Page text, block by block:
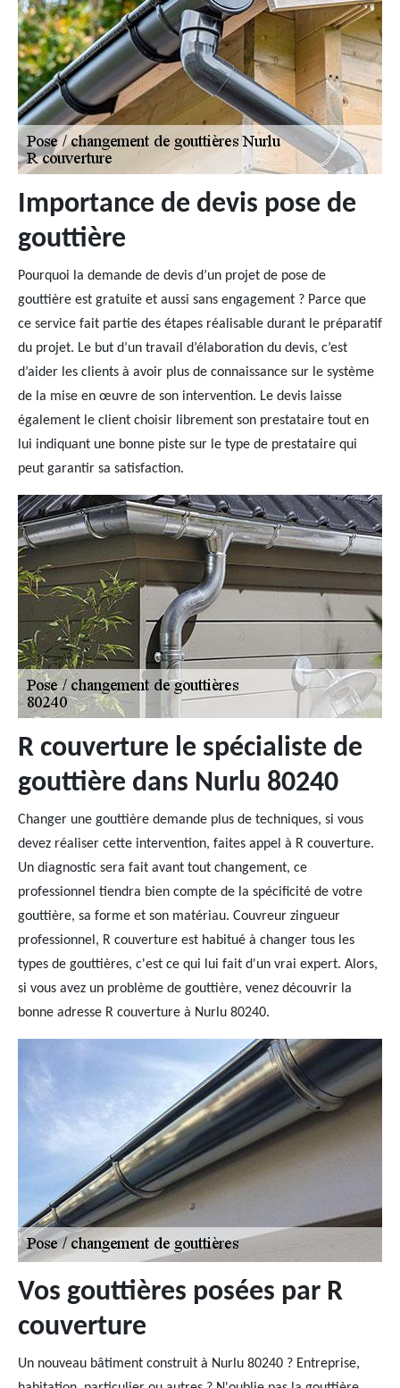
Importance de devis pose de
gouttière
Pourquoi la demande de devis d’un projet de pose de
gouttière est gratuite et aussi sans engagement ? Parce que
ce service fait partie des étapes réalisable durant le préparatif
du projet. Le but d’un travail d’élaboration du devis, c’est
d’aider les clients à avoir plus de connaissance sur le système
de la mise en œuvre de son intervention. Le devis laisse
également le client choisir librement son prestataire tout en
lui indiquant une bonne piste sur le type de prestataire qui
peut garantir sa satisfaction.
R couverture le spécialiste de
gouttière dans Nurlu 80240
Changer une gouttière demande plus de techniques, si vous
devez réaliser cette intervention, faites appel à R couverture.
Un diagnostic sera fait avant tout changement, ce
professionnel tiendra bien compte de la spécificité de votre
gouttière, sa forme et son matériau. Couvreur zingueur
professionnel, R couverture est habitué à changer tous les
types de gouttières, c'est ce qui lui fait d'un vrai expert. Alors,
si vous avez un problème de gouttière, venez découvrir la
bonne adresse R couverture à Nurlu 80240.
Vos gouttières posées par R
couverture
Un nouveau bâtiment construit à Nurlu 80240 ? Entreprise,